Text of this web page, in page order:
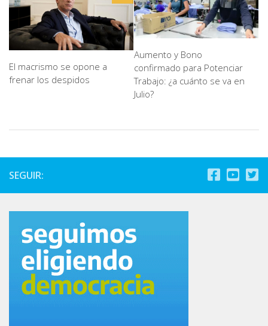
El macrismo se opone a
frenar los despidos
Aumento y Bono
confirmado para Potenciar
Trabajo: ¿a cuánto se va en
Julio?
SEGUIR: